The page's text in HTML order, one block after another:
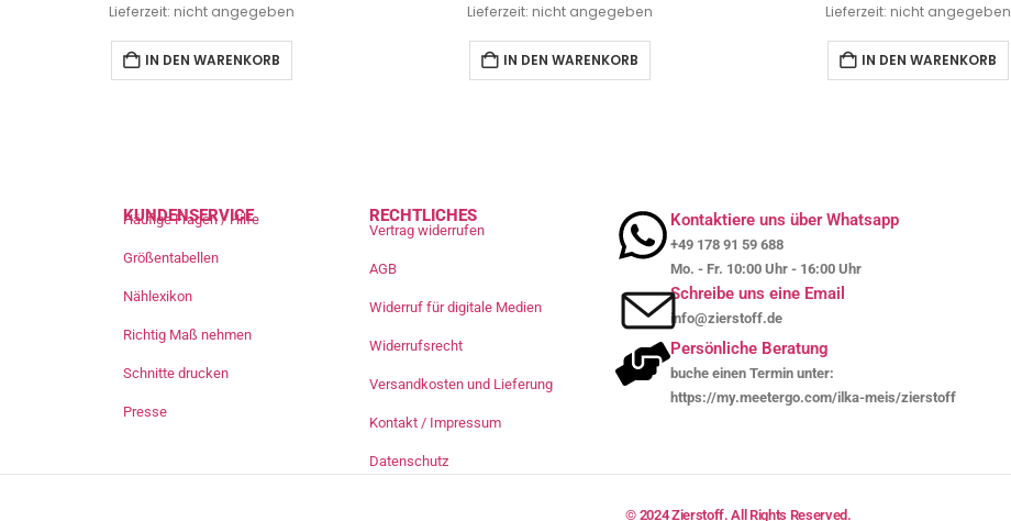
Lieferzeit: nicht angegeben
IN DEN WARENKORB
Lieferzeit: nicht angegeben
IN DEN WARENKORB
Lieferzeit: nicht angegeben
IN DEN WARENKORB
KUNDENSERVICE
Häufige Fragen / Hilfe
Größentabellen
Nählexikon
Richtig Maß nehmen
Schnitte drucken
Presse
RECHTLICHES
Vertrag widerrufen
AGB
Widerruf für digitale Medien
Widerrufsrecht
Versandkosten und Lieferung
Kontakt / Impressum
Datenschutz
Kontaktiere uns über Whatsapp
+49 178 91 59 688
Mo. - Fr. 10:00 Uhr - 16:00 Uhr
Schreibe uns eine Email
info@zierstoff.de
Persönliche Beratung
buche einen Termin unter:
https://my.meetergo.com/ilka-meis/zierstoff
© 2024 Zierstoff. All Rights Reserved.